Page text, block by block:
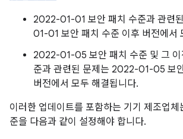
2022-01-01 보안 패치 수준과 관련
01-01 보안 패치 수준 이후 버전에서
2022-01-05 보안 패치 수준 및 그 이
준과 관련된 문제는 2022-01-05 보
버전에서 모두 해결됩니다.
이러한 업데이트를 포함하는 기기 제조업체
준을 다음과 같이 설정해야 합니다.